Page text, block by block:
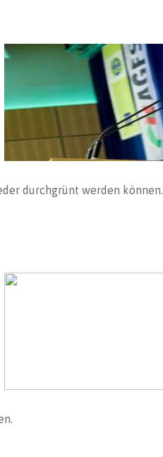
durchgrünt werden können.